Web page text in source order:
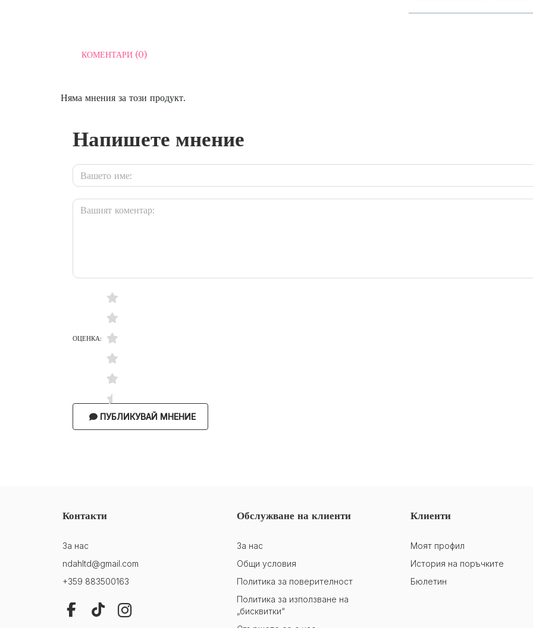
КОМЕНТАРИ (0)
Няма мнения за този продукт.
Напишете мнение
ОЦЕНКА:
ПУБЛИКУВАЙ МНЕНИЕ
Контакти
За нас
ndahltd@gmail.com
+359 883500163
Обслужване на клиенти
За нас
Общи условия
Политика за поверителност
Политика за използване на
„бисквитки“
Клиенти
Моят профил
История на поръчките
Бюлетин